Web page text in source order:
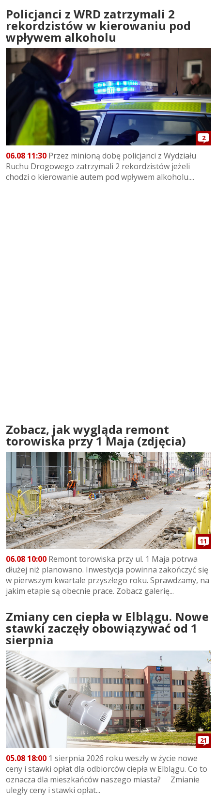
Policjanci z WRD zatrzymali 2
rekordzistów w kierowaniu pod
wpływem alkoholu
2
06.08 11:30 Przez minioną dobę policjanci z Wydziału
Ruchu Drogowego zatrzymali 2 rekordzistów jeżeli
chodzi o kierowanie autem pod wpływem alkoholu....
Zobacz, jak wygląda remont
torowiska przy 1 Maja (zdjęcia)
11
06.08 10:00 Remont torowiska przy ul. 1 Maja potrwa
dłużej niż planowano. Inwestycja powinna zakończyć się
w pierwszym kwartale przyszłego roku. Sprawdzamy, na
jakim etapie są obecnie prace. Zobacz galerię...
Zmiany cen ciepła w Elblągu. Nowe
stawki zaczęły obowiązywać od 1
sierpnia
21
05.08 18:00 1 sierpnia 2026 roku weszły w życie nowe
ceny i stawki opłat dla odbiorców ciepła w Elblągu. Co to
oznacza dla mieszkańców naszego miasta? Zmianie
uległy ceny i stawki opłat...